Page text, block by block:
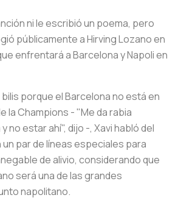
ni le escribió un poema, pero
públicamente a Hirving Lozano en
enfrentará a Barcelona y Napoli en
porque el Barcelona no está en
la Champions - "Me da rabia
no estar ahí", dijo -, Xavi habló del
par de líneas especiales para
de alivio, considerando que
será una de las grandes
napolitano.